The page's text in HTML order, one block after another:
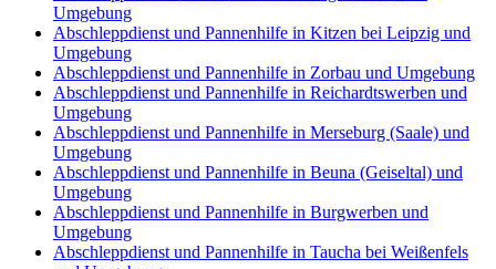
Umgebung
Abschleppdienst und Pannenhilfe in Kitzen bei Leipzig und
Umgebung
Abschleppdienst und Pannenhilfe in Zorbau und Umgebung
Abschleppdienst und Pannenhilfe in Reichardtswerben und
Umgebung
Abschleppdienst und Pannenhilfe in Merseburg (Saale) und
Umgebung
Abschleppdienst und Pannenhilfe in Beuna (Geiseltal) und
Umgebung
Abschleppdienst und Pannenhilfe in Burgwerben und
Umgebung
Abschleppdienst und Pannenhilfe in Taucha bei Weißenfels